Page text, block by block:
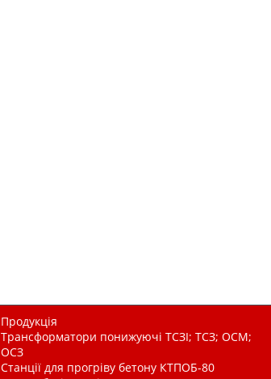
Продукція
Трансформатори понижуючі ТСЗІ; ТСЗ; ОСМ;
ОСЗ
Станції для прогріву бетону КТПОБ-80